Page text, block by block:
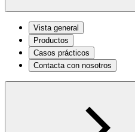
Vista general
Productos
Casos prácticos
Contacta con nosotros